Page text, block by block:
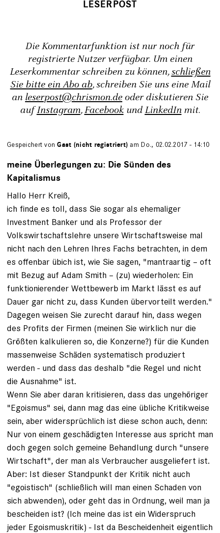
Die Kommentarfunktion ist nur noch für
registrierte Nutzer verfügbar. Um einen
Leserkommentar schreiben zu können,schließen
Sie bitte ein Abo ab, schreiben Sie uns eine Mail
an leserpost@chrismon.de oder diskutieren Sie
aufInstagram,FacebookundLinkedInmit.
Gespeichert vonGast (nicht registriert) am Do., 02.02.2017 - 14:10
meine Überlegungen zu: Die Sünden des
Kapitalismus
Hallo Herr Kreiß,
ich finde es toll, dass Sie sogar als ehemaliger
Investment Banker und als Professor der
Volkswirtschaftslehre unsere Wirtschaftsweise mal
nicht nach den Lehren Ihres Fachs betrachten, in dem
es offenbar übich ist, wie Sie sagen, "mantraartig – oft
mit Bezug auf Adam Smith – (zu) wiederholen: Ein
funktionierender Wettbewerb im Markt lässt es auf
Dauer gar nicht zu, dass Kunden übervorteilt werden."
Dagegen weisen Sie zurecht darauf hin, dass wegen
des Profits der Firmen (meinen Sie wirklich nur die
Größten kalkulieren so, die Konzerne?) für die Kunden
massenweise Schäden systematisch produziert
werden - und dass das deshalb "die Regel und nicht
die Ausnahme" ist.
Wenn Sie aber daran kritisieren, dass das ungehöriger
"Egoismus" sei, dann mag das eine übliche Kritikweise
sein, aber widersprüchlich ist diese schon auch, denn:
Nur von einem geschädigten Interesse aus spricht man
doch gegen solch gemeine Behandlung durch "unsere
Wirtschaft", der man als Verbraucher ausgeliefert ist.
Aber: Ist dieser Standpunkt der Kritik nicht auch
"egoistisch" (schließlich will man einen Schaden von
sich abwenden), oder geht das in Ordnung, weil man ja
bescheiden ist? (Ich meine das ist ein Widerspruch
jeder Egoismuskritik) - Ist da Bescheidenheit eigentlich